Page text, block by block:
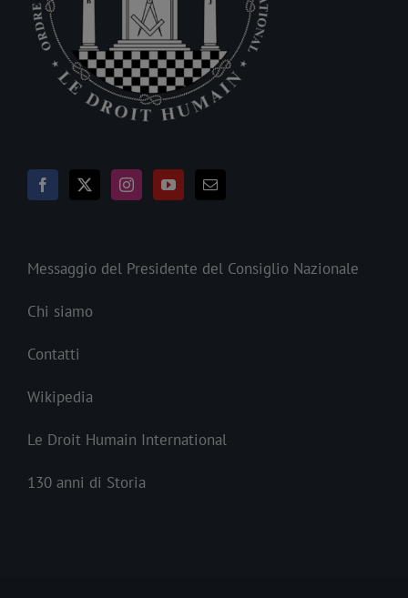
Messaggio del Presidente del Consiglio Nazionale
Chi siamo
Contatti
Wikipedia
Le Droit Humain International
130 anni di Storia